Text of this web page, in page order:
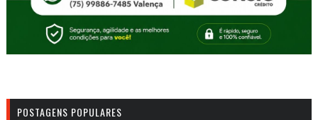
POSTAGENS POPULARES